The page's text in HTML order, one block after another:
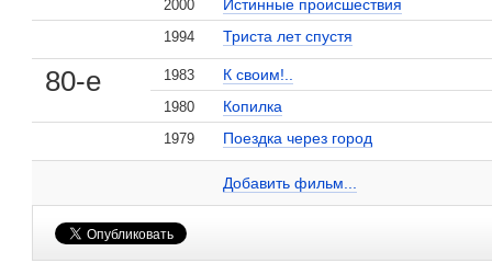
2000 Истинные происшествия
1994 Триста лет спустя
80-е 1983 К своим!..
1980 Копилка
1979 Поездка через город
Добавить фильм...
Юрий Нифонтов на сайте Кино-Театр.ru
, поделитесь своим мнением